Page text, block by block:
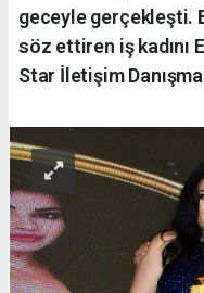
geceyle gerçekleşti.
söz ettiren iş kadını
Star İletişim